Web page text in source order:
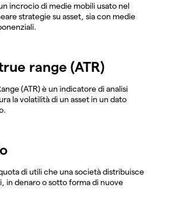
incrocio di medie mobili usato nel
strategie su asset, sia con medie
range (ATR)
(ATR) è un indicatore di analisi
la volatilità di un asset in un dato
di utili che una società distribuisce
in denaro o sotto forma di nuove